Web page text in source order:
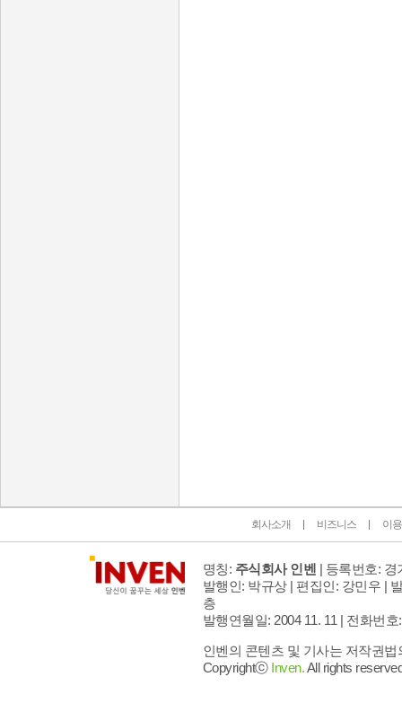
회사소개 비즈니스 이
명칭: 주식회사 인벤 | 등록번호: 경
발행인: 박규상 | 편집인: 강민우 |
층
발행연월일: 2004 11. 11 | 전화번호
인벤의 콘텐츠 및 기사는 저작권
Copyrightⓒ Inven.All rights